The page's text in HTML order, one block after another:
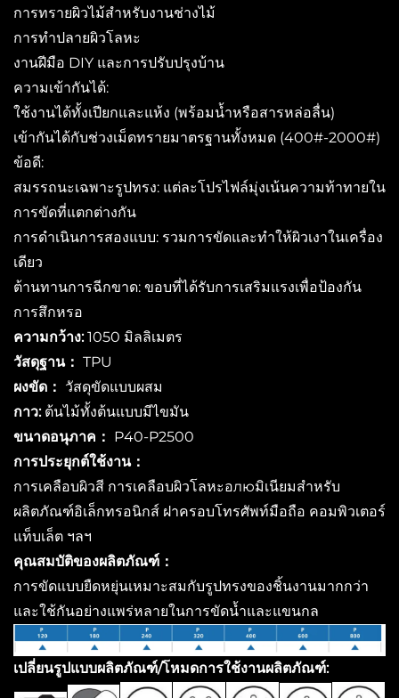
การทรายผิวไม้สำหรับงานช่างไม้
การทําปลายผิวโลหะ
งานฝีมือ DIY และการปรับปรุงบ้าน
ความเข้ากันได้:
ใช้งานได้ทั้งเปียกและแห้ง (พร้อมน้ำหรือสารหล่อลื่น)
เข้ากันได้กับช่วงเม็ดทรายมาตรฐานทั้งหมด (400#-2000#)
ข้อดี:
สมรรถนะเฉพาะรูปทรง: แต่ละโปรไฟล์มุ่งเน้นความท้าทายใน
การขัดที่แตกต่างกัน
การดำเนินการสองแบบ: รวมการขัดและทำให้ผิวเงาในเครื่อง
เดียว
ต้านทานการฉีกขาด: ขอบที่ได้รับการเสริมแรงเพื่อป้องกัน
การสึกหรอ
ความกว้าง:1050 มิลลิเมตร
วัสดุฐาน： TPU
ผงขัด： วัสดุขัดแบบผสม
กาว: ต้นไม้ทั้งต้นแบบมีไขมัน
ขนาดอนุภาค： P40-P2500
การประยุกต์ใช้งาน：
การเคลือบผิวสี การเคลือบผิวโลหะอлюมิเนียมสำหรับ
ผลิตภัณฑ์อิเล็กทรอนิกส์ ฝาครอบโทรศัพท์มือถือ คอมพิวเตอร์
แท็บเล็ต ฯลฯ
คุณสมบัติของผลิตภัณฑ์：
การขัดแบบยืดหยุ่นเหมาะสมกับรูปทรงของชิ้นงานมากกว่า
และใช้กันอย่างแพร่หลายในการขัดน้ำและแขนกล
เปลี่ยนรูปแบบผลิตภัณฑ์/โหมดการใช้งานผลิตภัณฑ์: